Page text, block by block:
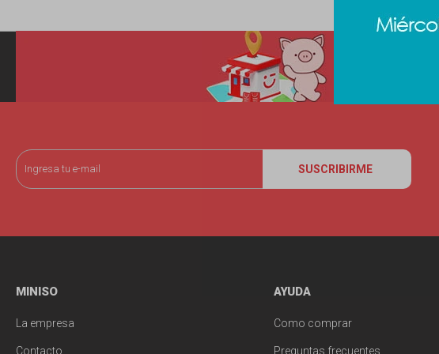
SUSCRIBIRME
MINISO
La empresa
Contacto
AYUDA
Como comprar
Preguntas frecuentes